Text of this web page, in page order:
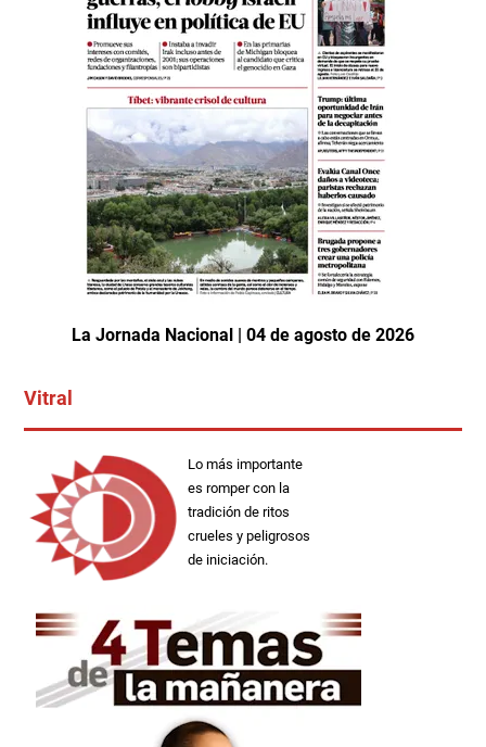
La Jornada Nacional | 04 de agosto de 2026
Vitral
Lo más importante
es romper con la
tradición de ritos
crueles y peligrosos
de iniciación.